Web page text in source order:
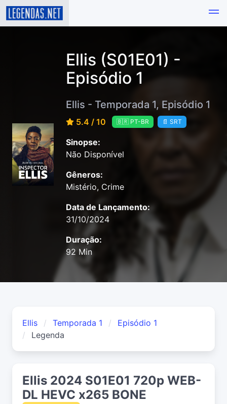
Ellis (S01E01) -
Episódio 1
Ellis - Temporada 1, Episódio 1
5.4 / 10 🇧🇷 PT-BR 📄 SRT
Sinopse:
Não Disponível
Gêneros:
Mistério, Crime
Data de Lançamento:
31/10/2024
Duração:
92 Min
Ellis Temporada 1
Episódio 1
Legenda
Ellis 2024 S01E01 720p WEB-
DL HEVC x265 BONE